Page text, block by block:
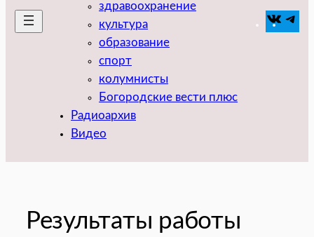
здравоохранение
культура
образование
спорт
колумнисты
Богородские вести плюс
Радиоархив
Видео
VK
Результаты работы